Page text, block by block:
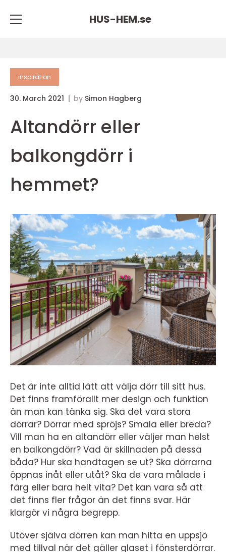
HUS-HEM.se
inspiration
30. March 2021 by Simon Hagberg
Altandörr eller
balkongdörr i
hemmet?
Det är inte alltid lätt att välja dörr till sitt hus.
Det finns framförallt mer design och funktion
än man kan tänka sig. Ska det vara stora
dörrar? Dörrar med spröjs? Smala eller breda?
Vill man ha en altandörr eller väljer man helst
en balkongdörr? Vad är skillnaden på dessa
båda? Hur ska handtagen se ut? Ska dörrarna
öppnas inåt eller utåt? Ska de vara målade i
färg eller bara helt vita? Det kan vara så att
det finns fler frågor än det finns svar. Här
klargör vi några begrepp.
Utöver själva dörren kan man hitta en uppsjö
med tillval när det gäller glaset i fönsterdörrar.